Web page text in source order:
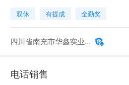
双休 有提成 全勤奖
四川省南充市华鑫实业...
电话销售